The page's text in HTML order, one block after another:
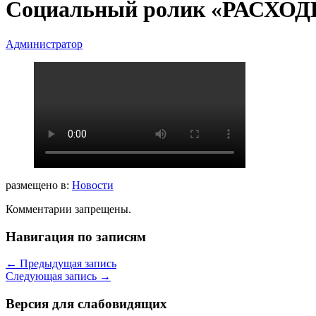
Социальный ролик
Администратор
размещено в: Новости
Комментарии запрещены.
Навигация по записям
← Предыдущая запись
Следующая запись →
Версия для слабовидящих